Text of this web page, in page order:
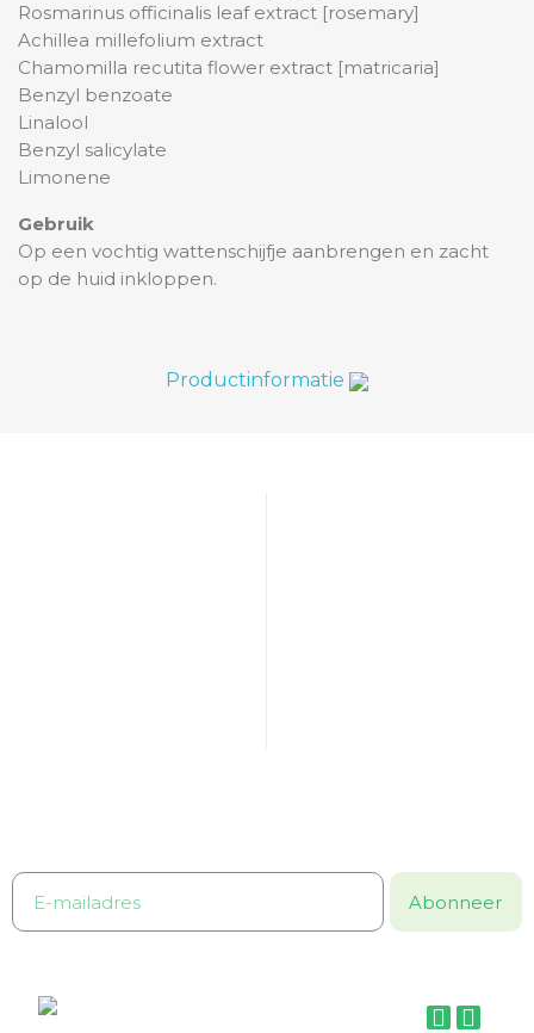
Rosmarinus officinalis leaf extract [rosemary]
Achillea millefolium extract
Chamomilla recutita flower extract [matricaria]
Benzyl benzoate
Linalool
Benzyl salicylate
Limonene
Gebruik
Op een vochtig wattenschijfje aanbrengen en zacht
op de huid inkloppen.
Productinformatie
Abonneer